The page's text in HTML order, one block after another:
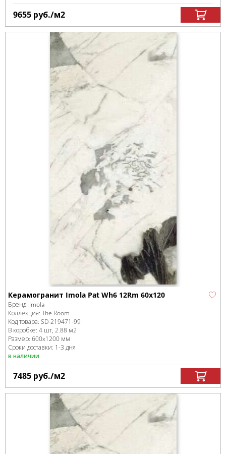
9655 руб./м2
Керамогранит Imola Pat Wh6 12Rm 60x120
Бренд: Imola
Коллекция: The Room
Код товара: SD-219471-99
В коробке: 4 шт, 2.88 м2
Размер: 600x1200 мм
Сроки доставки: 1-3 дня
в наличии
7485 руб./м2